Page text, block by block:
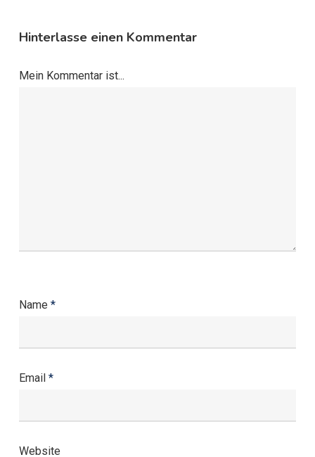
Hinterlasse einen Kommentar
Mein Kommentar ist...
Name *
Email *
Website